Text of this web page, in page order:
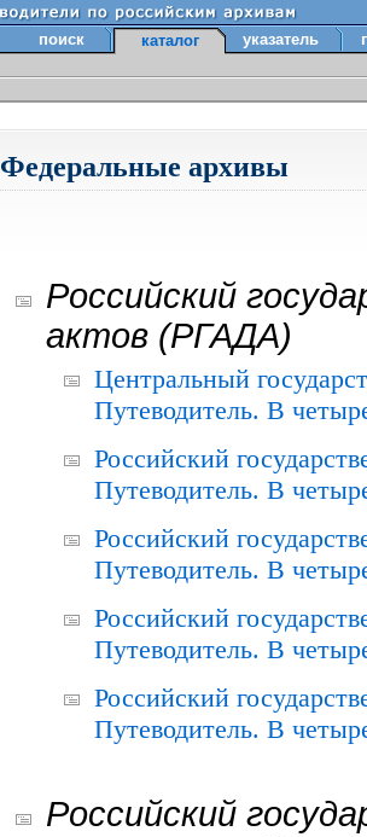
поиск каталог указатель
Федеральные архивы
Российский
актов (РГАДА)
Центральный
Путеводитель. В
Российский
Путеводитель. В
Российский
Путеводитель. В
Российский
Путеводитель. В
Российский
Путеводитель. В
Российский